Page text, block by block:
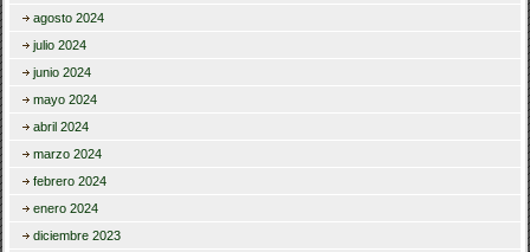
agosto 2024
julio 2024
junio 2024
mayo 2024
abril 2024
marzo 2024
febrero 2024
enero 2024
diciembre 2023